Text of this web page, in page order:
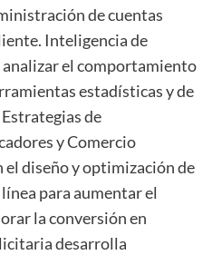
de cuentas
Inteligencia de
analizar el comportamiento
estadísticas y de
de
y Comercio
el diseño y optimización de
para aumentar el
la conversión en
desarrolla